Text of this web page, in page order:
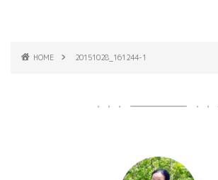
HOME 20151028_161244-1